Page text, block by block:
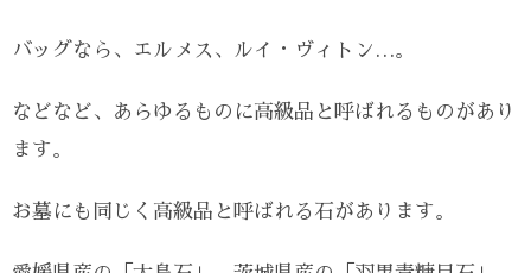
バッグなら、エルメス、ルイ・ヴィトン…。
などなど、あらゆるものに高級品と呼ばれるものがあり
ます。
お墓にも同じく高級品と呼ばれる石があります。